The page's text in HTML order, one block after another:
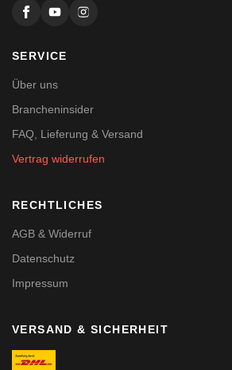
SERVICE
Über uns
Brancheninsider
FAQ, Lieferung & Versand
Vertrag widerrufen
RECHTLICHES
AGB & Widerruf
Datenschutz
Impressum
VERSAND & SICHERHEIT